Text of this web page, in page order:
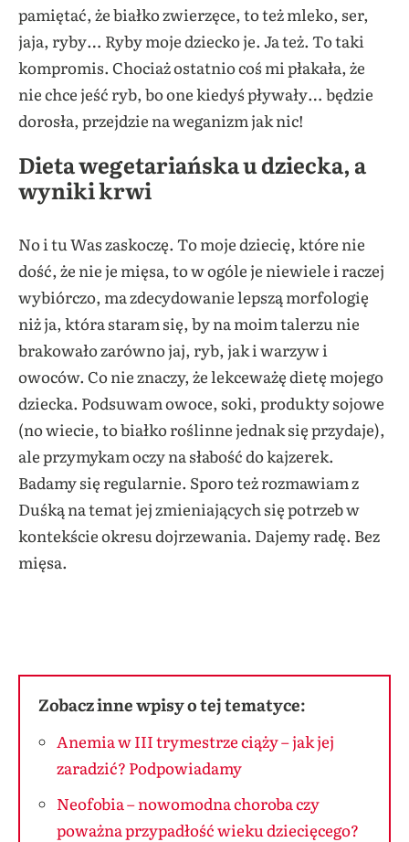
pamiętać, że białko zwierzęce, to też mleko, ser,
jaja, ryby… Ryby moje dziecko je. Ja też. To taki
kompromis. Chociaż ostatnio coś mi płakała, że
nie chce jeść ryb, bo one kiedyś pływały… będzie
dorosła, przejdzie na weganizm jak nic!
Dieta wegetariańska u dziecka, a
wyniki krwi
No i tu Was zaskoczę. To moje dziecię, które nie
dość, że nie je mięsa, to w ogóle je niewiele i raczej
wybiórczo, ma zdecydowanie lepszą morfologię
niż ja, która staram się, by na moim talerzu nie
brakowało zarówno jaj, ryb, jak i warzyw i
owoców. Co nie znaczy, że lekceważę dietę mojego
dziecka. Podsuwam owoce, soki, produkty sojowe
(no wiecie, to białko roślinne jednak się przydaje),
ale przymykam oczy na słabość do kajzerek.
Badamy się regularnie. Sporo też rozmawiam z
Duśką na temat jej zmieniających się potrzeb w
kontekście okresu dojrzewania. Dajemy radę. Bez
mięsa.
Zobacz inne wpisy o tej tematyce:
Anemia w III trymestrze ciąży – jak jej
zaradzić? Podpowiadamy
Neofobia – nowomodna choroba czy
poważna przypadłość wieku dziecięcego?